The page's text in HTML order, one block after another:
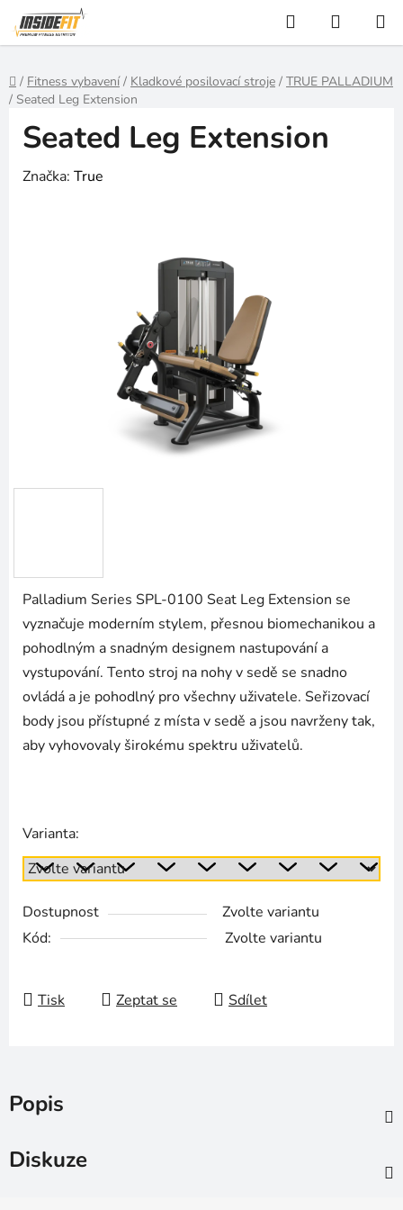
Přejít
na
obsah
Hledat
KOŠÍK
Domů
/ Fitness vybavení / Kladkové posilovací stroje / TRUE PALLADIUM
/ Seated Leg Extension
Palladium Series SPL-0100 Seat Leg Extension se
vyznačuje moderním stylem, přesnou biomechanikou a
pohodlným a snadným designem nastupování a
vystupování. Tento stroj na nohy v sedě se snadno
ovládá a je pohodlný pro všechny uživatele. Seřizovací
body jsou přístupné z místa v sedě a jsou navrženy tak,
aby vyhovovaly širokému spektru uživatelů.
Varianta:
Dostupnost
Zvolte variantu
Kód:
Zvolte variantu
Tisk Zeptat se Sdílet
Seated Leg Extension
Značka: True
Popis
Diskuze